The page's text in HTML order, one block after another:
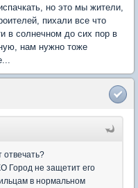
но это мы жители,
пихали все что
в солнечном до сих пор в
нам нужно тоже
Город не защетит его
в нормальном